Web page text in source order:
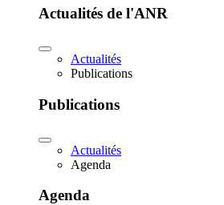
Actualités de l'ANR
Actualités
Publications
Publications
Actualités
Agenda
Agenda